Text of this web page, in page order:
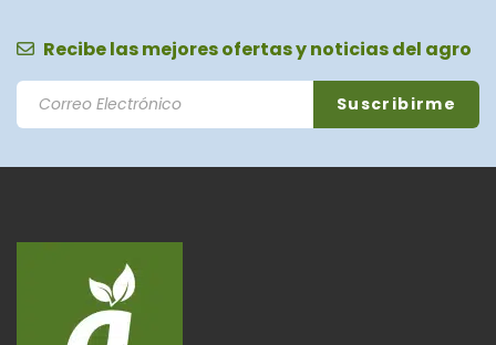
Recibe las mejores ofertas y noticias del agro